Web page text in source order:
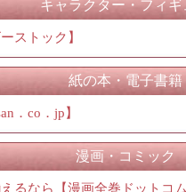
キャラクター・フィギ
ストック】
紙の本・電子書籍
．co．jp】
漫画・コミック
るなら【漫画全巻ドットコ